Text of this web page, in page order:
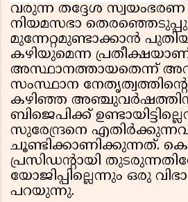
വരുന്ന തദ്ദേശ
നിയമസഭാ
മുന്നേറ്റമുണ്ടാക്കാൻ
കഴിയുമെന്ന
അസ്ഥാനത്തായതെന്ന്
സംസ്ഥാന
കഴിഞ്ഞ
ബിജെപിക്ക്‌
സുരേന്ദ്രനെ
ചൂണ്ടിക്കാണിക്കുന്നത്.
പ്രസിഡന്റായി
യോജിപ്പില്ലെന്നും ഒരു
പറയുന്നു.